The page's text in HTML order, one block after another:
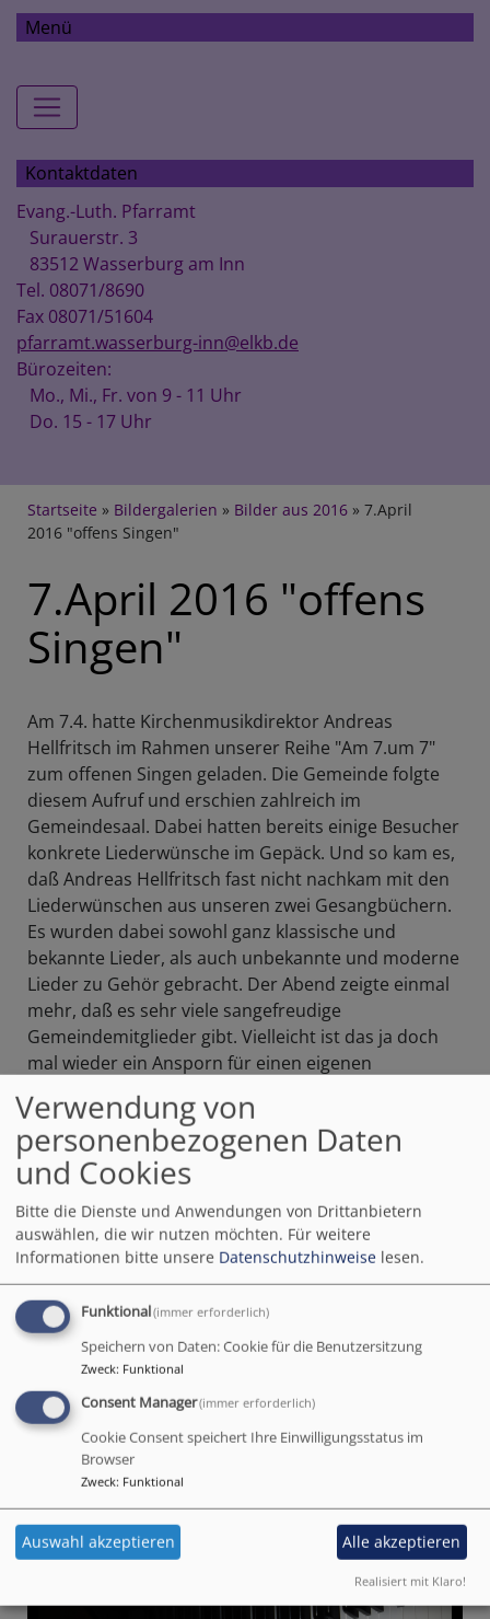
Menü
Hauptnavigation
Kontaktdaten
Evang.-Luth. Pfarramt
Surauerstr. 3
83512 Wasserburg am Inn
Tel. 08071/8690
Fax 08071/51604
pfarramt.wasserburg-inn@elkb.de
Bürozeiten:
Mo., Mi., Fr. von 9 - 11 Uhr
Do. 15 - 17 Uhr
Breadcrumb
Startseite Bildergalerien Bilder aus 2016
7.April
2016 "offens Singen"
7.April 2016 "offens
Singen"
Am 7.4. hatte Kirchenmusikdirektor Andreas
Hellfritsch im Rahmen unserer Reihe "Am 7.um 7"
zum offenen Singen geladen. Die Gemeinde folgte
diesem Aufruf und erschien zahlreich im
Gemeindesaal. Dabei hatten bereits einige Besucher
konkrete Liederwünsche im Gepäck. Und so kam es,
daß Andreas Hellfritsch fast nicht nachkam mit den
Liederwünschen aus unseren zwei Gesangbüchern.
Es wurden dabei sowohl ganz klassische und
bekannte Lieder, als auch unbekannte und moderne
Lieder zu Gehör gebracht. Der Abend zeigte einmal
mehr, daß es sehr viele sangefreudige
Gemeindemitglieder gibt. Vielleicht ist das ja doch
mal wieder ein Ansporn für einen eigenen
Gemeinde-Chor. Mal sehen.
Bilder zum offenen Singen finden Sie unter dem
Menüpunkt "Am 7. um 7"
Verwendung von
personenbezogenen Daten
und Cookies
Bitte die Dienste und Anwendungen von Drittanbietern
auswählen, die wir nutzen möchten. Für weitere
Informationen bitte unsere Datenschutzhinweise lesen.
Funktional(immer erforderlich)
Speichern von Daten: Cookie für die Benutzersitzung
Zweck: Funktional
Consent Manager(immer erforderlich)
Cookie Consent speichert Ihre Einwilligungsstatus im
Browser
Zweck: Funktional
Auswahl akzeptieren Alle akzeptieren
Realisiert mit Klaro!